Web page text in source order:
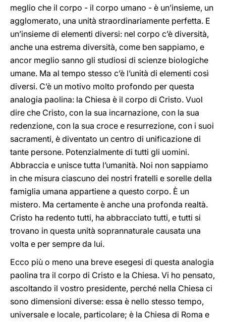
meglio che il corpo - il corpo umano - è un’insieme, un
agglomerato, una unità straordinariamente perfetta. E
un’insieme di elementi diversi: nel corpo c’è diversità,
anche una estrema diversità, come ben sappiamo, e
ancor meglio sanno gli studiosi di scienze biologiche
umane. Ma al tempo stesso c’è l’unità di elementi così
diversi. C’è un motivo molto profondo per questa
analogia paolina: la Chiesa è il corpo di Cristo. Vuol
dire che Cristo, con la sua incarnazione, con la sua
redenzione, con la sua croce e resurrezione, con i suoi
sacramenti, è diventato un centro di unificazione di
tante persone. Potenzialmente di tutti gli uomini.
Abbraccia e unisce tutta l’umanità. Noi non sappiamo
in che misura ciascuno dei nostri fratelli e sorelle della
famiglia umana appartiene a questo corpo. È un
mistero. Ma certamente è anche una profonda realtà.
Cristo ha redento tutti, ha abbracciato tutti, e tutti si
trovano in questa unità soprannaturale causata una
volta e per sempre da lui.
Ecco più o meno una breve esegesi di questa analogia
paolina tra il corpo di Cristo e la Chiesa. Vi ho pensato,
ascoltando il vostro presidente, perché nella Chiesa ci
sono dimensioni diverse: essa è nello stesso tempo,
universale e locale, particolare; è la Chiesa di Roma e